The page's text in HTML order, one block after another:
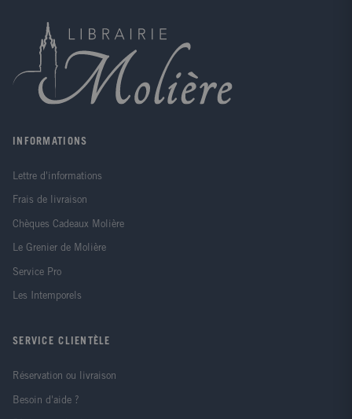
INFORMATIONS
Lettre d'informations
Frais de livraison
Chèques Cadeaux Molière
Le Grenier de Molière
Service Pro
Les Intemporels
SERVICE CLIENTÈLE
Réservation ou livraison
Besoin d'aide ?